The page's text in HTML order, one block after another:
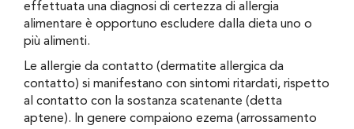
effettuata una diagnosi di certezza di allergia
alimentare è opportuno escludere dalla dieta uno o
più alimenti.
Le allergie da contatto (dermatite allergica da
contatto) si manifestano con sintomi ritardati, rispetto
al contatto con la sostanza scatenante (detta
aptene). In genere compaiono ezema (arrossamento